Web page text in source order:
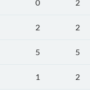
0 2
2 2
5 5
1 2